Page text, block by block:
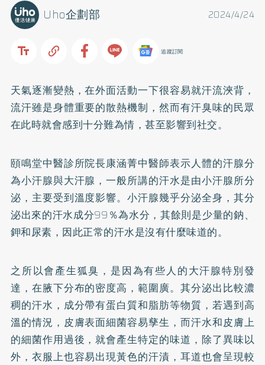
2024/4/24
Uho企劃部
追蹤訂閱
天氣逐漸變熱，在外面活動一下很容易就汗流浹背，
流汗雖是身體重要的散熱機制，然而有汗臭味的民眾
在此時就會感到十分難為情，甚至影響到社交。
頤鳴堂中醫診所院長康涵菁中醫師表示人體的汗腺分
為小汗腺與大汗腺，一般所講的汗水是由小汗腺所分
泌，主要受到溫度影響。小汗腺幾乎分泌全身，其分
泌出來的汗水成分99％為水分，其餘則是少量的鈉、
鉀和尿素，因此正常的汗水是沒有什麼味道的。
之所以會產生狐臭，是因為有些人的大汗腺特別發
達，在腋下分布的密度高，範圍廣。其分泌出比較濃
稠的汗水，成分帶有蛋白質和脂肪等物質，若遇到高
溫的情況，皮膚表面細菌容易孳生，而汗水和皮膚上
的細菌作用過後，就會產生特定的味道，除了異味以
外，衣服上也容易出現黃色的汗漬，耳道也會呈現較